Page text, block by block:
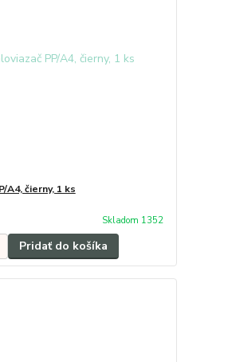
A4, čierny, 1 ks
Skladom 1352
Pridať do košíka